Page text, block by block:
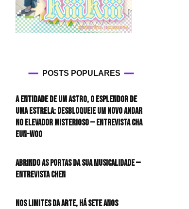
POSTS POPULARES
A entidade de um astro, o esplendor de
uma estrela: desbloqueie um novo andar
no elevador misterioso — Entrevista CHA
EUN-WOO
Abrindo as portas da sua musicalidade —
Entrevista CHEN
Nos limites da arte, há sete anos